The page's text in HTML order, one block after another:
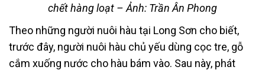
chết hàng loạt – Ảnh: Trần Ân Phong
Theo những người nuôi hàu tại Long Sơn cho biết,
trước đây, người nuôi hàu chủ yếu dùng cọc tre, gỗ
cắm xuống nước cho hàu bám vào. Sau này, phát